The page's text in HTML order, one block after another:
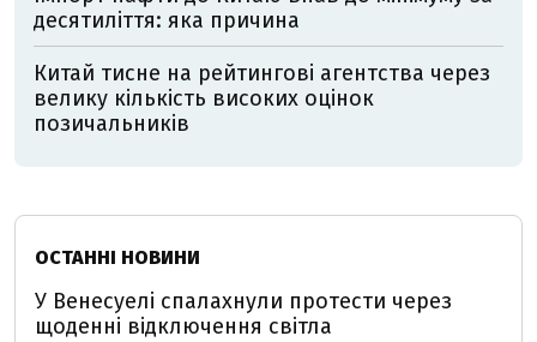
десятиліття: яка причина
Китай тисне на рейтингові агентства через
велику кількість високих оцінок
позичальників
ОСТАННІ НОВИНИ
У Венесуелі спалахнули протести через
щоденні відключення світла